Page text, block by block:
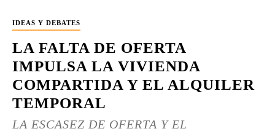
IDEAS Y DEBATES
LA FALTA DE OFERTA
IMPULSA LA VIVIENDA
COMPARTIDA Y EL ALQUILER
TEMPORAL
LA ESCASEZ DE OFERTA Y EL